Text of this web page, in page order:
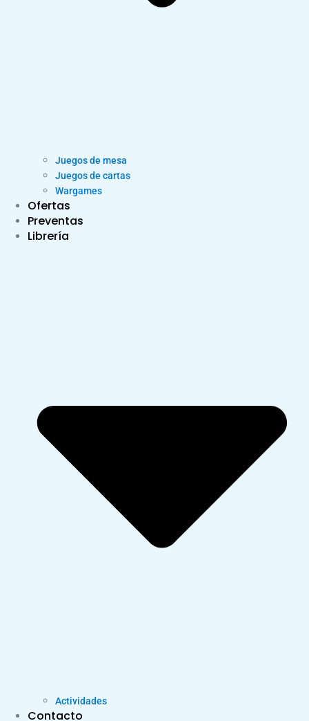
Juegos de mesa
Juegos de cartas
Wargames
Ofertas
Preventas
Librería
Actividades
Contacto